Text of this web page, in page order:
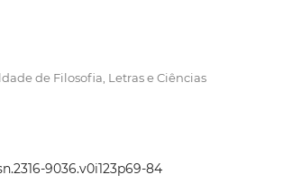
de Filosofia, Letras e Ciências
9036.v0i123p69-84